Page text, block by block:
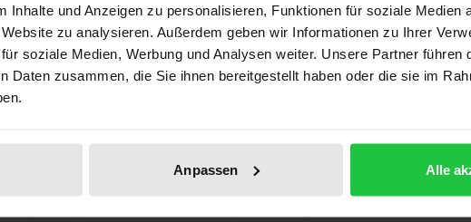
Inhalte und Anzeigen zu personalisieren, Funktionen für soziale Medien
zu analysieren. Außerdem geben wir Informationen zu Ihrer
soziale Medien, Werbung und Analysen weiter. Unsere Partner führen
Daten zusammen, die Sie ihnen bereitgestellt haben oder die sie im
Anpassen Alle
Add to Cart Add to Wish List
Delivery cost notice
the applicable law in interim proceedings in cross-border